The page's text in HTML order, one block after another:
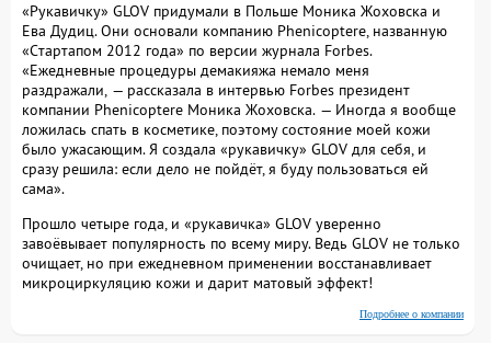
«Рукавичку» GLOV придумали в Польше Моника Жоховска и
Ева Дудиц. Они основали компанию Phenicoptere, названную
«Cтартапом 2012 года» по версии журнала Forbes.
«Ежедневные процедуры демакияжа немало меня
раздражали, — рассказала в интервью Forbes президент
компании Phenicoptere Моника Жоховска. — Иногда я вообще
ложилась спать в косметике, поэтому состояние моей кожи
было ужасающим. Я создала «рукавичку» GLOV для себя, и
сразу решила: если дело не пойдёт, я буду пользоваться ей
сама».
Прошло четыре года, и «рукавичка» GLOV уверенно
завоёвывает популярность по всему миру. Ведь GLOV не только
очищает, но при ежедневном применении восстанавливает
микроциркуляцию кожи и дарит матовый эффект!
Подробнее о компании